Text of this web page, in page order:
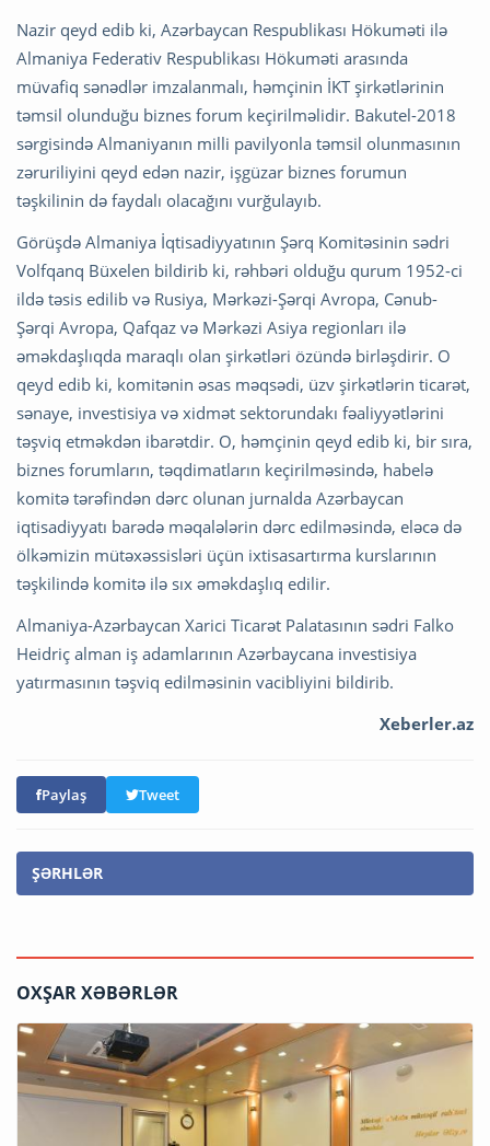
Nazir qeyd edib ki, Azərbaycan Respublikası Hökuməti ilə
Almaniya Federativ Respublikası Hökuməti arasında
müvafiq sənədlər imzalanmalı, həmçinin İKT şirkətlərinin
təmsil olunduğu biznes forum keçirilməlidir. Bakutel-2018
sərgisində Almaniyanın milli pavilyonla təmsil olunmasının
zəruriliyini qeyd edən nazir, işgüzar biznes forumun
təşkilinin də faydalı olacağını vurğulayıb.
Görüşdə Almaniya İqtisadiyyatının Şərq Komitəsinin sədri
Volfqanq Büxelen bildirib ki, rəhbəri olduğu qurum 1952-ci
ildə təsis edilib və Rusiya, Mərkəzi-Şərqi Avropa, Cənub-
Şərqi Avropa, Qafqaz və Mərkəzi Asiya regionları ilə
əməkdaşlıqda maraqlı olan şirkətləri özündə birləşdirir. O
qeyd edib ki, komitənin əsas məqsədi, üzv şirkətlərin ticarət,
sənaye, investisiya və xidmət sektorundakı fəaliyyətlərini
təşviq etməkdən ibarətdir. O, həmçinin qeyd edib ki, bir sıra,
biznes forumların, təqdimatların keçirilməsində, habelə
komitə tərəfindən dərc olunan jurnalda Azərbaycan
iqtisadiyyatı barədə məqalələrin dərc edilməsində, eləcə də
ölkəmizin mütəxəssisləri üçün ixtisasartırma kurslarının
təşkilində komitə ilə sıx əməkdaşlıq edilir.
Almaniya-Azərbaycan Xarici Ticarət Palatasının sədri Falko
Heidriç alman iş adamlarının Azərbaycana investisiya
yatırmasının təşviq edilməsinin vacibliyini bildirib.
Xeberler.az
Paylaş Tweet
ŞƏRHLƏR
OXŞAR XƏBƏRLƏR